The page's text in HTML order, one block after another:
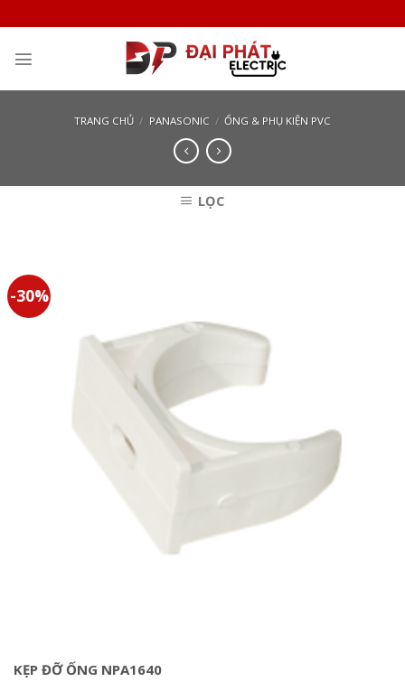
to
content
TRANG CHỦ / PANASONIC / ỐNG & PHỤ KIỆN PVC
LỌC
-30%
KẸP ĐỠ ỐNG NPA1640